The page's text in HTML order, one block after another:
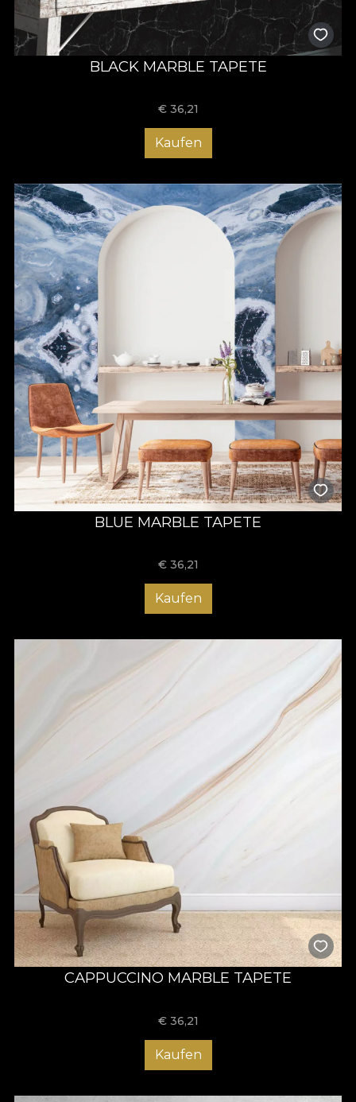
BLACK MARBLE TAPETE
€ 36,21
Kaufen
BLUE MARBLE TAPETE
€ 36,21
Kaufen
CAPPUCCINO MARBLE TAPETE
€ 36,21
Kaufen